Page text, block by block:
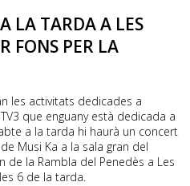
LA TARDA A LES
FONS PER LA
les activitats dedicades a
que enguany està dedicada a
a la tarda hi haurà un concert
Musi Ka a la sala gran del
de la Rambla del Penedès a Les
6 de la tarda.